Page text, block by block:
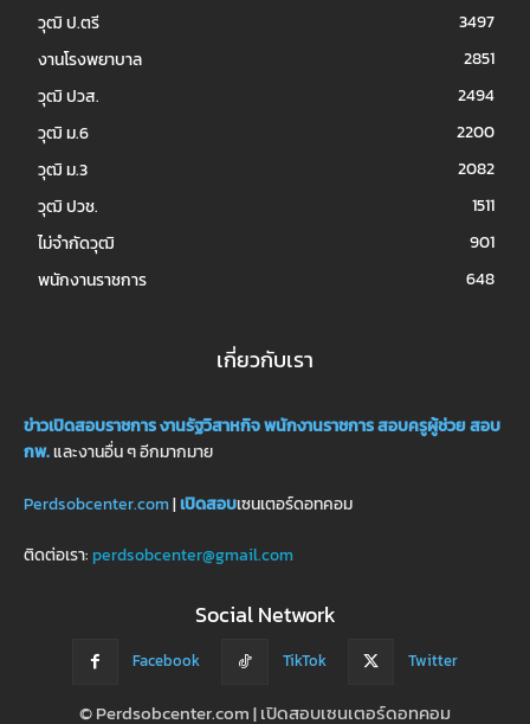
วุฒิ ป.ตรี
3497
งานโรงพยาบาล
2851
วุฒิ ปวส.
2494
วุฒิ ม.6
2200
วุฒิ ม.3
2082
วุฒิ ปวช.
1511
ไม่จำกัดวุฒิ
901
พนักงานราชการ
648
เกี่ยวกับเรา
ข่าวเปิดสอบราชการงานรัฐวิสาหกิจพนักงานราชการสอบครูผู้ช่วยสอบ
กพ.และงานอื่น ๆ อีกมากมาย
Perdsobcenter.com|เปิดสอบเซนเตอร์ดอทคอม
ติดต่อเรา: perdsobcenter@gmail.com
Social Network
Facebook TikTok Twitter
© Perdsobcenter.com | เปิดสอบเซนเตอร์ดอทคอม